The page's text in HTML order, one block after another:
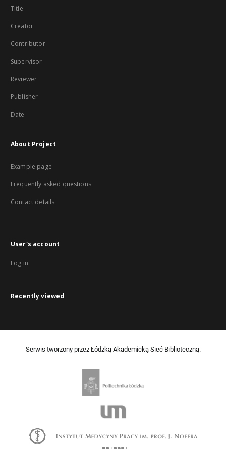
Title
Creator
Contributor
Supervisor
Reviewer
Publisher
Date
About Project
Example page
Frequently asked questions
Contact details
User's account
Log in
Recently viewed
Serwis tworzony przez Łódzką Akademicką Sieć Biblioteczną.